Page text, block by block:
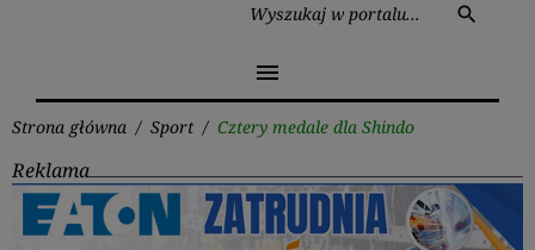
search
menu
Strona główna / Sport / Cztery medale dla Shindo
Reklama